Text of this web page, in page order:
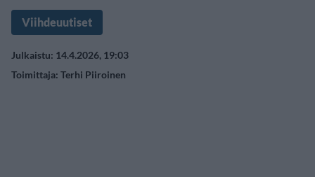
Viihdeuutiset
Julkaistu: 14.4.2026, 19:03
Toimittaja: Terhi Piiroinen